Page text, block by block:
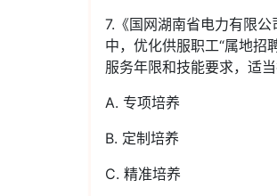
7.《国网湖南省电力有限
中，优化供服职工“属地招
服务年限和技能要求，适
A. 专项培养
B. 定制培养
C. 精准培养